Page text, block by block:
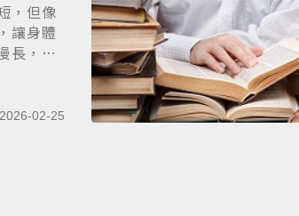
，但像
讓身體
長，
2026-02-25